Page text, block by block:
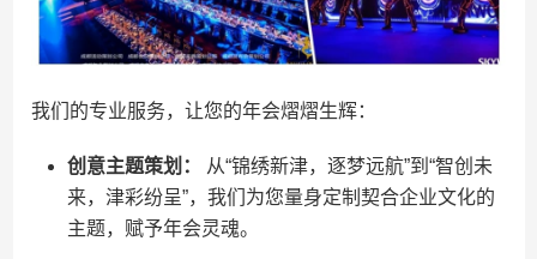
我们的专业服务，让您的年会熠熠生辉：
创意主题策划：
从“锦绣新津，逐梦远航”到“智创未
来，津彩纷呈”，我们为您量身定制契合企业文化的
主题，赋予年会灵魂。